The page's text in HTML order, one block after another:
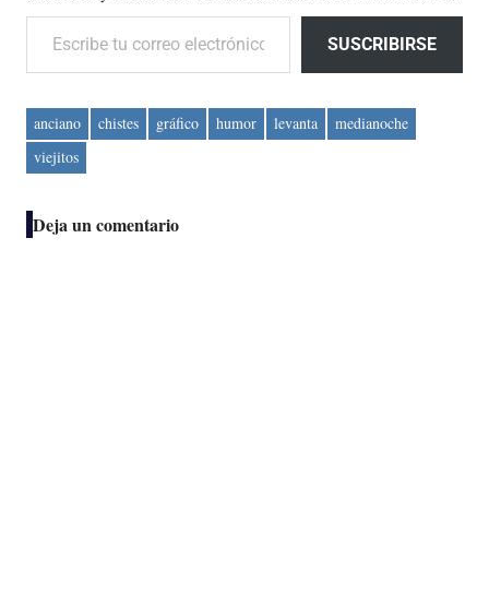
Escribe tu correo electrónico…
SUSCRIBIRSE
anciano chistes gráfico humor levanta
medianoche
viejitos
Deja un comentario